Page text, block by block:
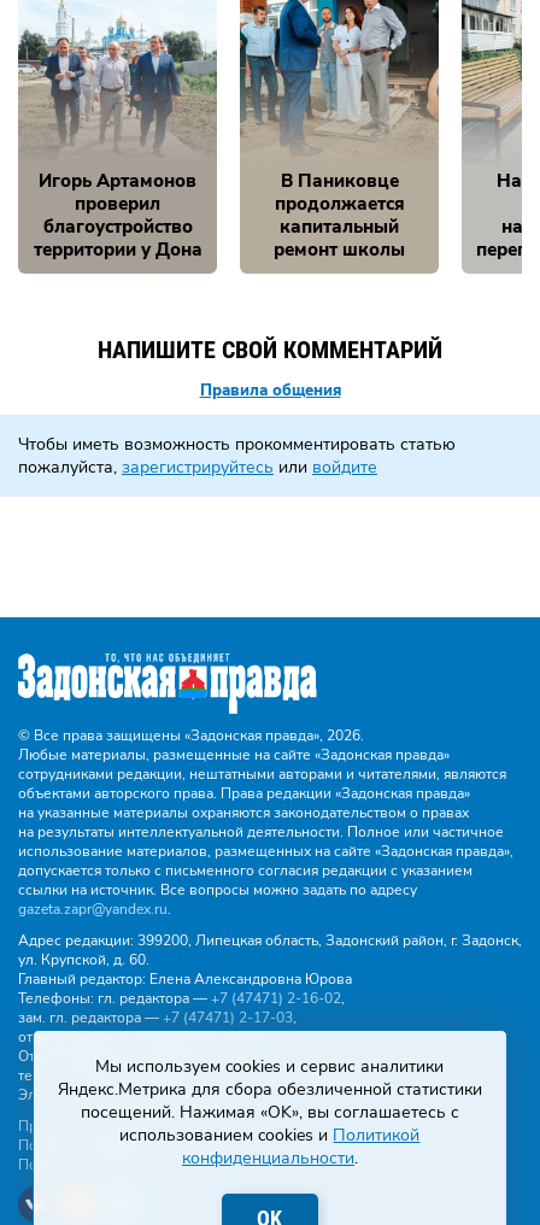
Игорь Артамонов
проверил
благоустройство
территории у Дона
В Паниковце
продолжается
капитальный
ремонт школы
Нам
на
НАПИШИТЕ СВОЙ КОММЕНТАРИЙ
Правила общения
Чтобы иметь возможность прокомментировать статью
пожалуйста, зарегистрируйтесь или войдите
© Все права защищены «Задонская правда», 2026.
Любые материалы, размещенные на сайте «Задонская правда»
сотрудниками редакции, нештатными авторами и читателями, являются
объектами авторского права. Права редакции «Задонская правда»
на указанные материалы охраняются законодательством о правах
на результаты интеллектуальной деятельности. Полное или частичное
использование материалов, размещенных на сайте «Задонская правда»,
допускается только с письменного согласия редакции с указанием
ссылки на источник. Все вопросы можно задать по адресу
gazeta.zapr@yandex.ru.
Адрес редакции: 399200, Липецкая область, Задонский район, г. Задонск,
ул. Крупской, д. 60.
Главный редактор: Елена Александровна Юрова
Телефоны: гл. редактора —+7 (47471) 2‑16‑02,
зам. гл. редактора —+7 (47471) 2‑17‑03,
отдела писем —+7 (47471) 2‑11‑95.
Отдел рекламы и объявлений:
тел.
+7 (47471) 2‑43‑88, эл. почта -buh.gzp@yandex.ru
Эл. почта:gazeta.zapr@yandex.ru
Правила общения
Политика конфиденциальности
Пользовательское соглашение
Мы используем cookies и сервис аналитики
Яндекс.Метрика для сбора обезличенной статистики
посещений. Нажимая «OK», вы соглашаетесь с
использованием cookies и Политикой
конфиденциальности.
OK